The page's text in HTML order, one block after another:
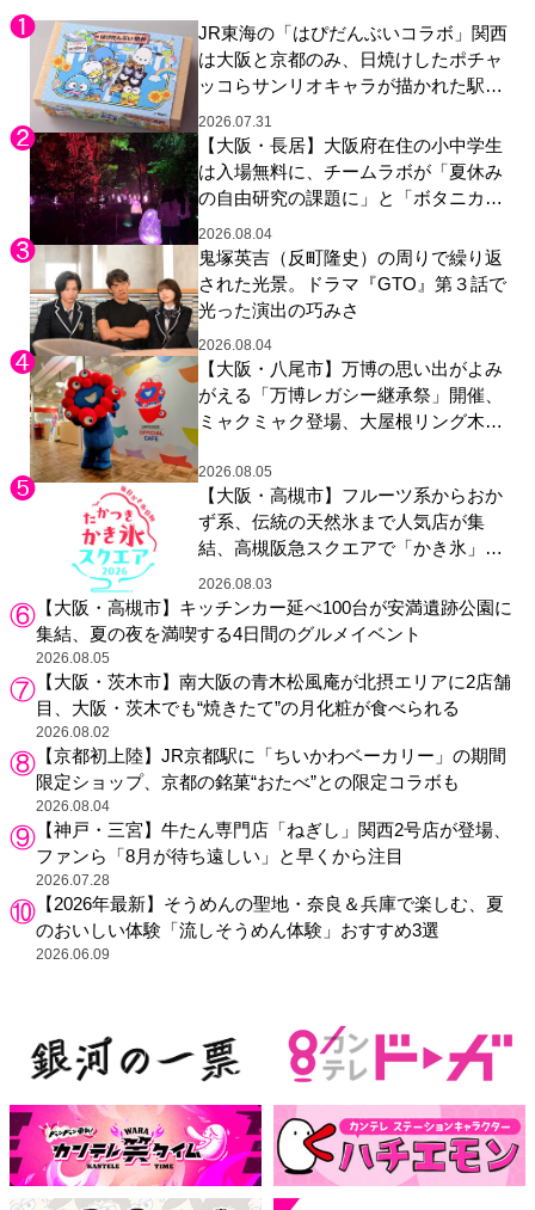
JR東海の「はぴだんぶいコラボ」関西
は大阪と京都のみ、日焼けしたポチャ
ッコらサンリオキャラが描かれた駅弁
やグッズが登場
2026.07.31
【大阪・長居】大阪府在住の小中学生
は入場無料に、チームラボが「夏休み
の自由研究の課題に」と「ボタニカル
ガーデン 大阪」へ招待
2026.08.04
鬼塚英吉（反町隆史）の周りで繰り返
された光景。ドラマ『GTO』第３話で
光った演出の巧みさ
2026.08.04
【大阪・八尾市】万博の思い出がよみ
がえる「万博レガシー継承祭」開催、
ミャクミャク登場、大屋根リング木材
展示も
2026.08.05
【大阪・高槻市】フルーツ系からおか
ず系、伝統の天然氷まで人気店が集
結、高槻阪急スクエアで「かき氷」祭
り
2026.08.03
【大阪・高槻市】キッチンカー延べ100台が安満遺跡公園に
集結、夏の夜を満喫する4日間のグルメイベント
2026.08.05
【大阪・茨木市】南大阪の青木松風庵が北摂エリアに2店舗
目、大阪・茨木でも“焼きたて”の月化粧が食べられる
2026.08.02
【京都初上陸】JR京都駅に「ちいかわベーカリー」の期間
限定ショップ、京都の銘菓“おたべ”との限定コラボも
2026.08.04
【神戸・三宮】牛たん専門店「ねぎし」関西2号店が登場、
ファンら「8月が待ち遠しい」と早くから注目
2026.07.28
【2026年最新】そうめんの聖地・奈良＆兵庫で楽しむ、夏
のおいしい体験「流しそうめん体験」おすすめ3選
2026.06.09